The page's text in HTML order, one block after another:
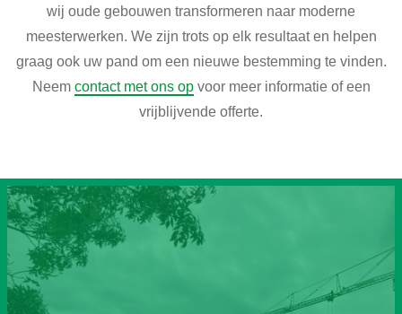
wij oude gebouwen transformeren naar moderne
meesterwerken. We zijn trots op elk resultaat en helpen
graag ook uw pand om een nieuwe bestemming te vinden.
Neem contact met ons opvoor meer informatie of een
vrijblijvende offerte.